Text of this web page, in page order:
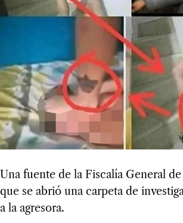
Una fuente de la Fiscalía General
que se abrió una carpeta de
a la agresora.